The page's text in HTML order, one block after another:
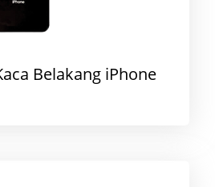
Belakang iPhone